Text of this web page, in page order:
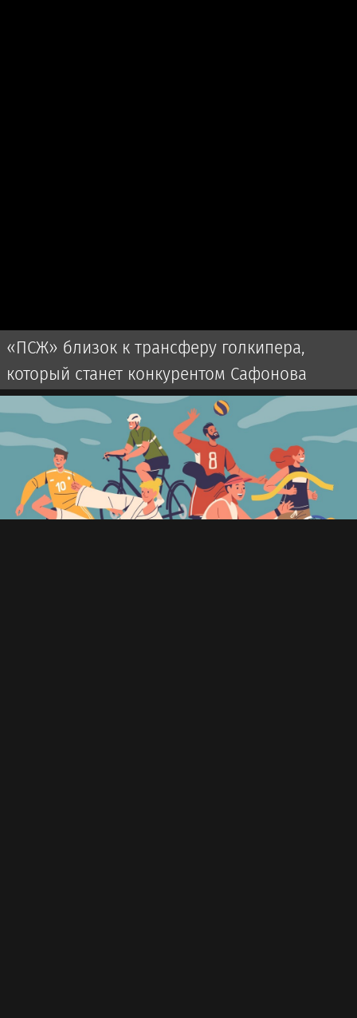
«ПСЖ» близок к трансферу голкипера,
который станет конкурентом Сафонова